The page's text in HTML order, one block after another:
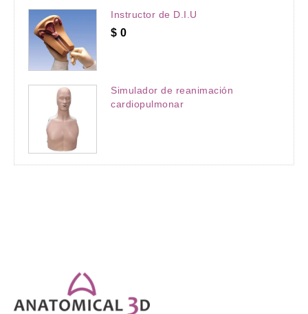
Instructor de D.I.U
$ 0
Simulador de reanimación
cardiopulmonar